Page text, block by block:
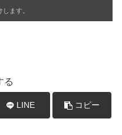
ます。
る
LINE コピー